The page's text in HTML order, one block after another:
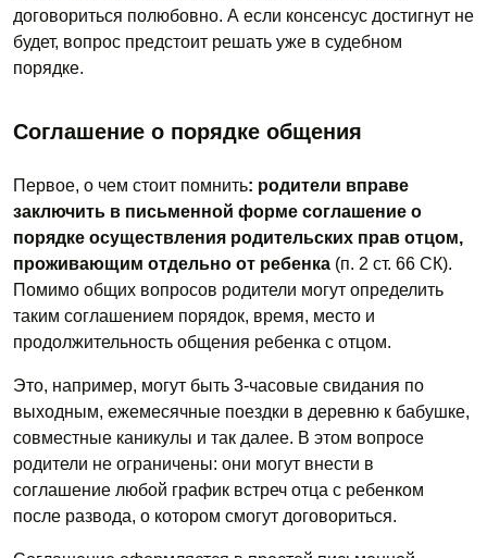
договориться полюбовно. А если консенсус достигнут не
будет, вопрос предстоит решать уже в судебном
порядке.
Соглашение о порядке общения
Первое, о чем стоит помнить: родители вправе
заключить в письменной форме соглашение о
порядке осуществления родительских прав отцом,
проживающим отдельно от ребенка (п. 2 ст. 66 СК).
Помимо общих вопросов родители могут определить
таким соглашением порядок, время, место и
продолжительность общения ребенка с отцом.
Это, например, могут быть 3-часовые свидания по
выходным, ежемесячные поездки в деревню к бабушке,
совместные каникулы и так далее. В этом вопросе
родители не ограничены: они могут внести в
соглашение любой график встреч отца с ребенком
после развода, о котором смогут договориться.